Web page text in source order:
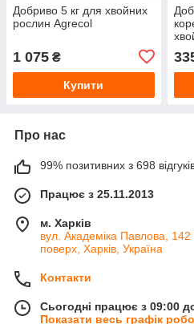
Добриво 5 кг для хвойних
рослин Agrecol
1 075 ₴
Купити
Про нас
99% позитивних з 698
Працює з 25.11.2013
м. Харків
вул. Академіка Павлова,
поверх, Харків, Україна
Контакти
Сьогодні працює з 09:00
Показати весь графік